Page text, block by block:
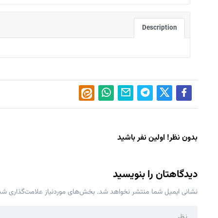
Description
بدون نظر! اولین نفر باشید
دیدگاهتان را بنویسید
نشانی ایمیل شما منتشر نخواهد شد. بخش‌های موردنیاز علامت‌گذاری